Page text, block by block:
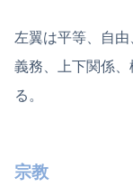
左翼は平等、自
義務、上下関係
る。
宗教